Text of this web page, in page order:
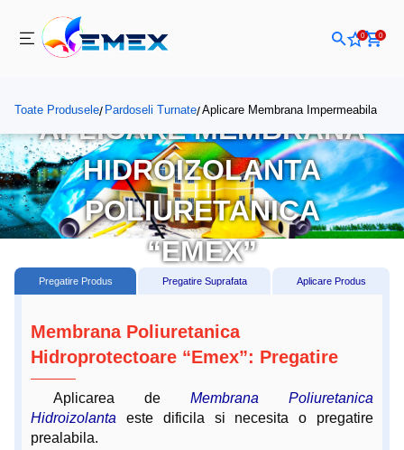
0 0
Toate Produsele/ Pardoseli Turnate/Aplicare Membrana Impermeabila
APLICARE MEMBRANA
HIDROIZOLANTA
POLIURETANICA
“EMEX”
Pregatire Produs Pregatire Suprafata Aplicare Produs
Membrana Poliuretanica
Hidroprotectoare “Emex”: Pregatire
Aplicarea de Membrana Poliuretanica
Hidroizolanta este dificila si necesita o pregatire
prealabila.